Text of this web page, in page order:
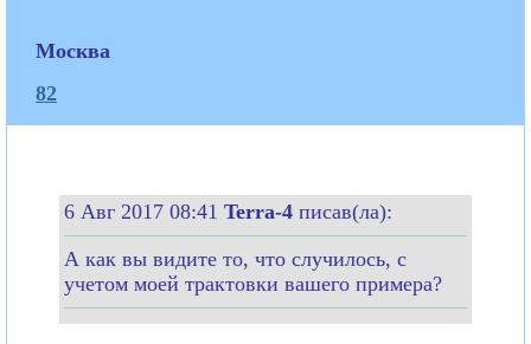
Москва
82
6 Авг 2017 08:41 Terra-4 писав(ла):
А как вы видите то, что случилось, с
учетом моей трактовки вашего примера?